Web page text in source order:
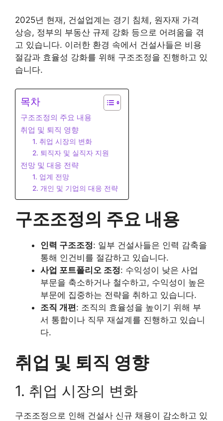
2025년 현재, 건설업계는 경기 침체, 원자재 가격
상승, 정부의 부동산 규제 강화 등으로 어려움을 겪
고 있습니다. 이러한 환경 속에서 건설사들은 비용
절감과 효율성 강화를 위해 구조조정을 진행하고 있
습니다.
목차
구조조정의 주요 내용
취업 및 퇴직 영향
1. 취업 시장의 변화
2. 퇴직자 및 실직자 지원
전망 및 대응 전략
1. 업계 전망
2. 개인 및 기업의 대응 전략
구조조정의 주요 내용
인력 구조조정: 일부 건설사들은 인력 감축을
통해 인건비를 절감하고 있습니다.
사업 포트폴리오 조정: 수익성이 낮은 사업
부문을 축소하거나 철수하고, 수익성이 높은
부문에 집중하는 전략을 취하고 있습니다.
조직 개편: 조직의 효율성을 높이기 위해 부
서 통합이나 직무 재설계를 진행하고 있습니
다.
취업 및 퇴직 영향
1. 취업 시장의 변화
구조조정으로 인해 건설사 신규 채용이 감소하고 있